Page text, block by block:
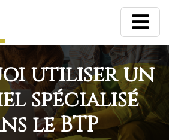
utiliser un
spécialisé
le BTP